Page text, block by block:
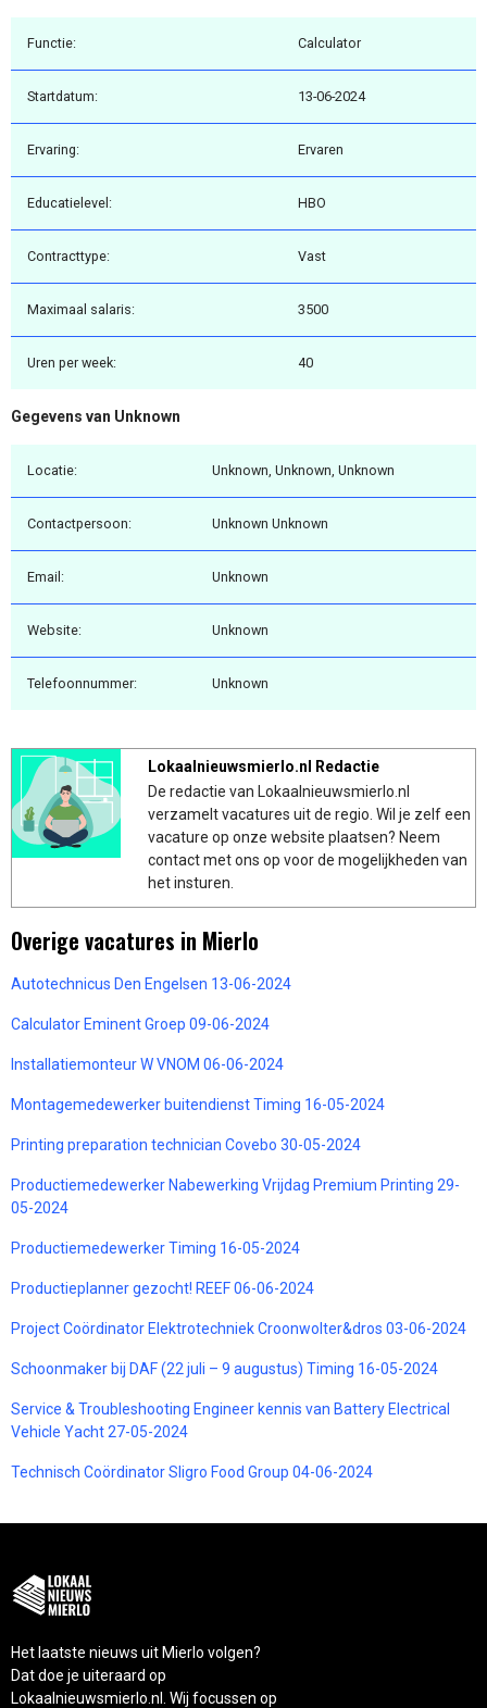
Functie: Calculator
Startdatum: 13-06-2024
Ervaring: Ervaren
Educatielevel: HBO
Contracttype: Vast
Maximaal salaris: 3500
Uren per week: 40
Gegevens van Unknown
Locatie: Unknown, Unknown, Unknown
Contactpersoon: Unknown Unknown
Email: Unknown
Website: Unknown
Telefoonnummer: Unknown
Lokaalnieuwsmierlo.nl Redactie
De redactie van Lokaalnieuwsmierlo.nl
verzamelt vacatures uit de regio. Wil je zelf een
vacature op onze website plaatsen? Neem
contact met ons op voor de mogelijkheden van
het insturen.
Overige vacatures in Mierlo
Autotechnicus Den Engelsen 13-06-2024
Calculator Eminent Groep 09-06-2024
Installatiemonteur W VNOM 06-06-2024
Montagemedewerker buitendienst Timing 16-05-2024
Printing preparation technician Covebo 30-05-2024
Productiemedewerker Nabewerking Vrijdag Premium Printing 29-
05-2024
Productiemedewerker Timing 16-05-2024
Productieplanner gezocht! REEF 06-06-2024
Project Coördinator Elektrotechniek Croonwolter&dros 03-06-2024
Schoonmaker bij DAF (22 juli – 9 augustus) Timing 16-05-2024
Service & Troubleshooting Engineer kennis van Battery Electrical
Vehicle Yacht 27-05-2024
Technisch Coördinator Sligro Food Group 04-06-2024
Het laatste nieuws uit Mierlo volgen?
Dat doe je uiteraard op
Lokaalnieuwsmierlo.nl. Wij focussen op